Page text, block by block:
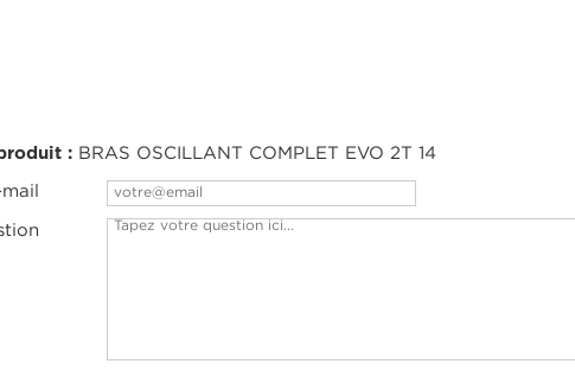
: BRAS OSCILLANT COMPLET EVO 2T 14